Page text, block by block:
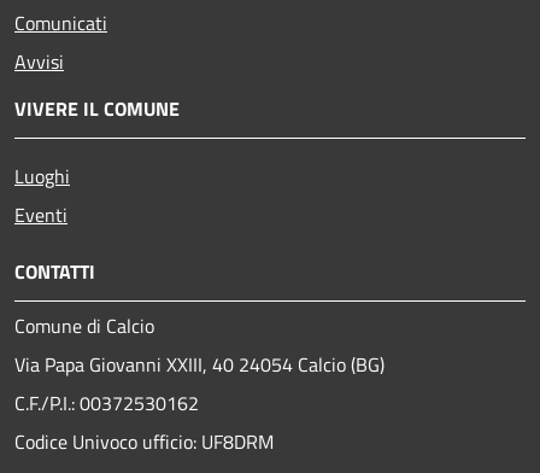
Comunicati
Avvisi
VIVERE IL COMUNE
Luoghi
Eventi
CONTATTI
Comune di Calcio
Via Papa Giovanni XXIII, 40 24054 Calcio (BG)
C.F./P.I.: 00372530162
Codice Univoco ufficio: UF8DRM